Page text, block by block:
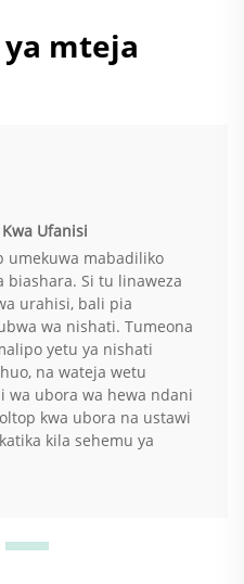
mteja
Ufanisi
umekuwa mabadiliko
biashara. Si tu linaweza
urahisi, bali pia
wa nishati. Tumeona
yetu ya nishati
na wateja wetu
wa ubora wa hewa ndani
kwa ubora na ustawi
kila sehemu ya